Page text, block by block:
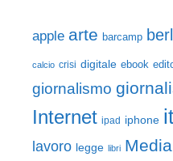
apple arte barcamp
calcio crisi digitale ebook
giornalismo
Internet ipad iphone
lavoro legge libri Media